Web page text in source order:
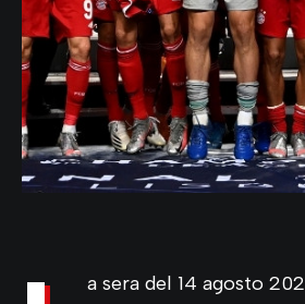
a sera del 14 agosto